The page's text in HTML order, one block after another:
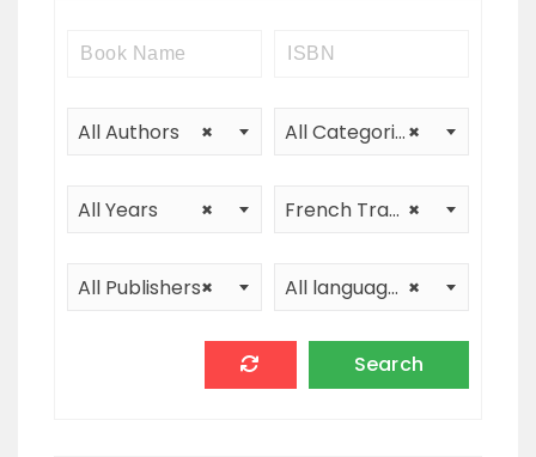
×
All Authors ×
All Categories
×
All Years ×
French Translation
×
All Publishers ×
All languages